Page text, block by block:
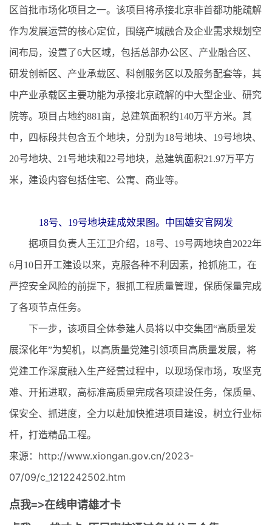
区首批市场化项目之一。该项目将承接北京非首都功能疏解
作为发展运营的核心定位，围绕产城融合及企业需求规划空
间布局，设置了6大区域，包括总部办公区、产业融合区、
研发创新区、产业承载区、科创服务区以及服务配套等，其
中产业承载区主要功能为承接北京疏解的中大型企业、研究
院等。项目占地约881亩，总建筑面积约140万平方米。其
中，四标段共包含五个地块，分别为18号地块、19号地块、
20号地块、21号地块和22号地块，总建筑面积21.97万平方
米，建设内容包括住宅、公寓、商业等。
18号、19号地块建成效果图。中国雄安官网发
据项目负责人王江卫介绍，18号、19号两地块自2022年
6月10日开工建设以来，克服各种不利因素，抢抓施工，在
严控安全风险的前提下，狠抓工程质量管理，保质保量完成
了各项节点任务。
下一步，该项目全体参建人员将以中交集团“高质量发
展深化年”为契机，以高质量党建引领项目高质量发展，将
党建工作深度融入生产经营过程中，以现场保市场，攻坚克
难、开拓进取，高标准高质量完成各项建设任务，保质量、
保安全、抓进度，全力以赴加快推进项目建设，树立行业标
杆，打造精品工程。
来源：http://www.xiongan.gov.cn/2023-
07/09/c_1212242502.htm
点我=>在线申请雄才卡